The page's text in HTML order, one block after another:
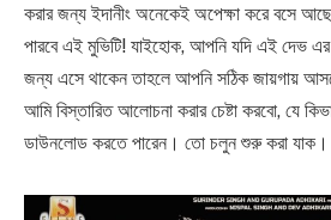
করার জন্য ইদানীং অনেকেই অপেক্ষা করে বসে
পারবে এই মুভিটি! যাইহোক, আপনি যদি এই দেভ এর
জন্য এসে থাকেন তাহলে আপনি সঠিক জায়গায়
আমি বিস্তারিত আলোচনা করার চেষ্টা করবো, যে
ডাউনলোড করতে পারেন। তো চলুন শুরু করা যাক।